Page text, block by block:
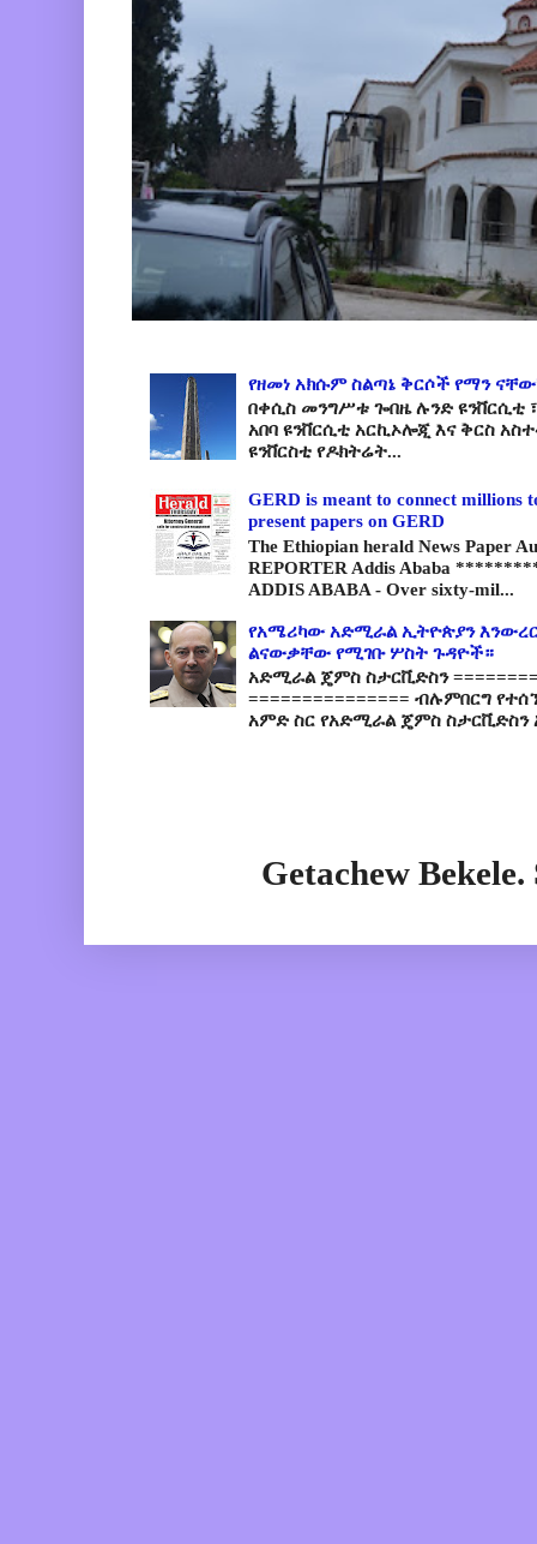
የዘመነ አክሱም ስልጣኔ ቅርሶች የማን
በቀሲስ መንግሥቱ ጐበዜ ሉንድ ዩንቨርሲቲ
አበባ ዩንቨርሲቲ አርኪኦሎጂ እና ቅርስ
ዩንቨርስቲ የዶክትሬት...
GERD is meant to connect millions
present papers on GERD
The Ethiopian herald News Paper
REPORTER Addis Ababa
ADDIS ABABA - Over sixty-mil...
የአሜሪካው አድሚራል ኢትዮጵያን
ልናውቃቸው የሚገቡ ሦስት ጉዳዮች።
አድሚራል ጄምስ ስታርቪድስን
=============== ብሉምበርግ
አምድ ስር የአድሚራል ጄምስ ስታርቪድስን
Getachew